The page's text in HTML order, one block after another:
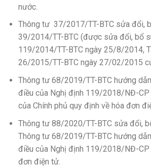
nước.
Thông tư 37/2017/TT-BTC sửa đổi,
39/2014/TT-BTC (được sửa đổi, bổ
119/2014/TT-BTC ngày 25/8/2014,
26/2015/TT-BTC ngày 27/02/2015
Thông tư 68/2019/TT-BTC hướng
điều của Nghị định 119/2018/NĐ-
của Chính phủ quy định về hóa đơn
Thông tư 88/2020/TT-BTC sửa đổi,
Thông tư 68/2019/TT-BTC hướng
điều của Nghị định 119/2018/NĐ-CP
đơn điện tử.